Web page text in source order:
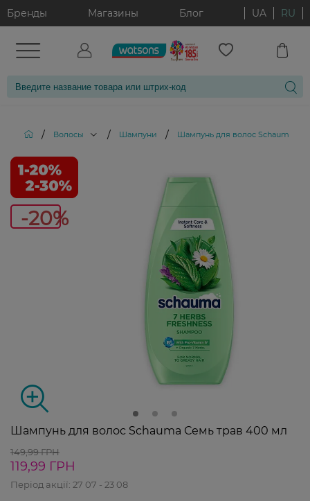
Бренды Магазины Блог UA RU
/ Волосы / Шампуни / Шампунь для волос Schauma
-20%
Шампунь для волос Schauma Семь трав 400 мл
149,99 ГРН
119,99 ГРН
Період акції: 27 07 - 23 08